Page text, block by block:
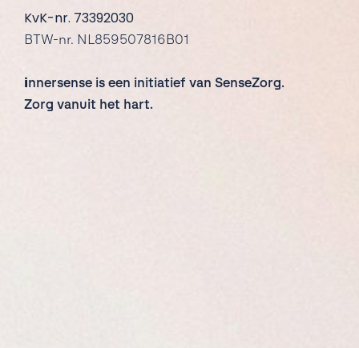
KvK-nr. 73392030
BTW-nr. NL859507816B01
innersense is een initiatief van SenseZorg.
Zorg vanuit het hart.